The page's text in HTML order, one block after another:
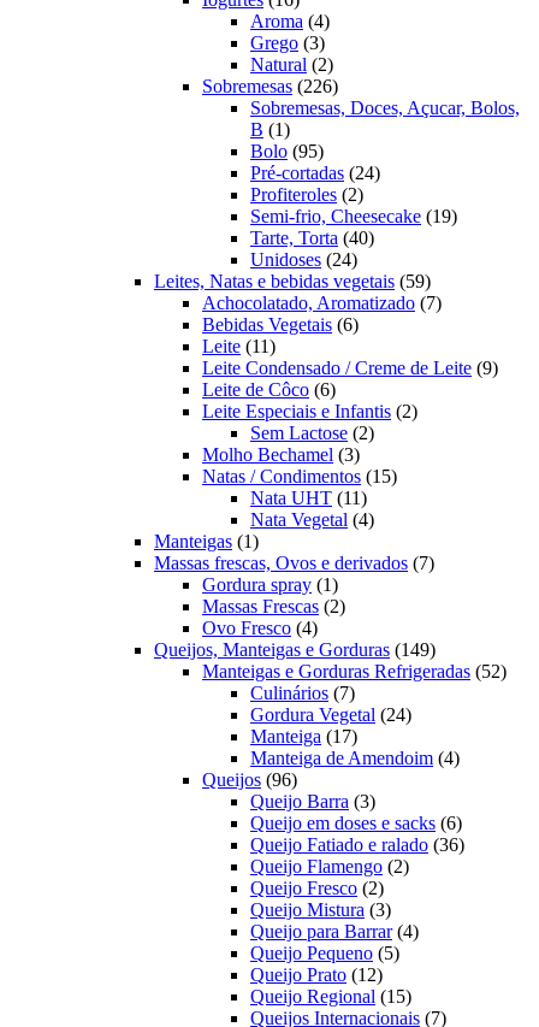
produtos
Aroma 44
produtos
Grego 33
produtos
Natural 22
produtos
Sobremesas 226226
produtos
Sobremesas, Doces, Açucar, Bolos,
B
11
produto
Bolo 9595
produtos
Pré-cortadas 2424
Profiteroles 22
produtos
Semi-frio, Cheesecake 1919
Tarte, Torta 4040
Unidoses 2424
produtos
Leites, Natas e bebidas vegetais 5959
produtos
Achocolatado, Aromatizado 77
Bebidas Vegetais 66
Leite 1111
produtos
Leite Condensado / Creme de Leite 99
Leite de Côco 66
produtos
Leite Especiais e Infantis 22
Sem Lactose 22
Molho Bechamel 33
produtos
Natas / Condimentos 1515
Nata UHT 1111
produtos
Nata Vegetal 44
Manteigas 11
produto
Massas frescas, Ovos e derivados 77
Gordura spray 11
produto
Massas Frescas 22
Ovo Fresco 44
produtos
Queijos, Manteigas e Gorduras 149149
produtos
Manteigas e Gorduras Refrigeradas 5252
Culinários 77
produtos
Gordura Vegetal 2424
Manteiga 1717
produtos
Manteiga de Amendoim 44
Queijos 9696
produtos
Queijo Barra 33
produtos
Queijo em doses e sacks 66
produtos
Queijo Fatiado e ralado 3636
Queijo Flamengo 22
Queijo Fresco 22
produtos
Queijo Mistura 33
produtos
Queijo para Barrar 44
Queijo Pequeno 55
Queijo Prato 1212
produtos
Queijo Regional 1515
produtos
Queijos Internacionais 77